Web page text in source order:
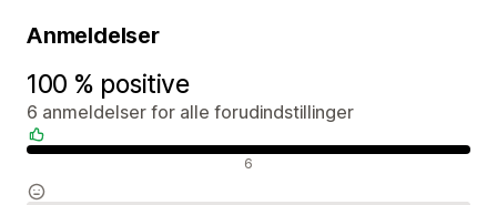
Anmeldelser
100 % positive
6 anmeldelser for alle forudindstillinger
Positive anmeldelser 6